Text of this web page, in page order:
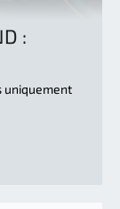
:
uniquement